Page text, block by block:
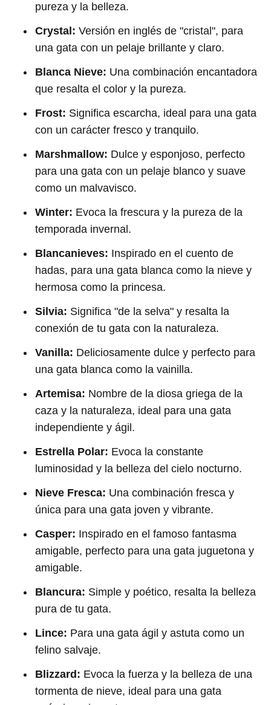
pureza y la belleza.
Crystal: Versión en inglés de "cristal", para
una gata con un pelaje brillante y claro.
Blanca Nieve: Una combinación encantadora
que resalta el color y la pureza.
Frost: Significa escarcha, ideal para una gata
con un carácter fresco y tranquilo.
Marshmallow: Dulce y esponjoso, perfecto
para una gata con un pelaje blanco y suave
como un malvavisco.
Winter: Evoca la frescura y la pureza de la
temporada invernal.
Blancanieves: Inspirado en el cuento de
hadas, para una gata blanca como la nieve y
hermosa como la princesa.
Silvia: Significa "de la selva" y resalta la
conexión de tu gata con la naturaleza.
Vanilla: Deliciosamente dulce y perfecto para
una gata blanca como la vainilla.
Artemisa: Nombre de la diosa griega de la
caza y la naturaleza, ideal para una gata
independiente y ágil.
Estrella Polar: Evoca la constante
luminosidad y la belleza del cielo nocturno.
Nieve Fresca: Una combinación fresca y
única para una gata joven y vibrante.
Casper: Inspirado en el famoso fantasma
amigable, perfecto para una gata juguetona y
amigable.
Blancura: Simple y poético, resalta la belleza
pura de tu gata.
Lince: Para una gata ágil y astuta como un
felino salvaje.
Blizzard: Evoca la fuerza y la belleza de una
tormenta de nieve, ideal para una gata